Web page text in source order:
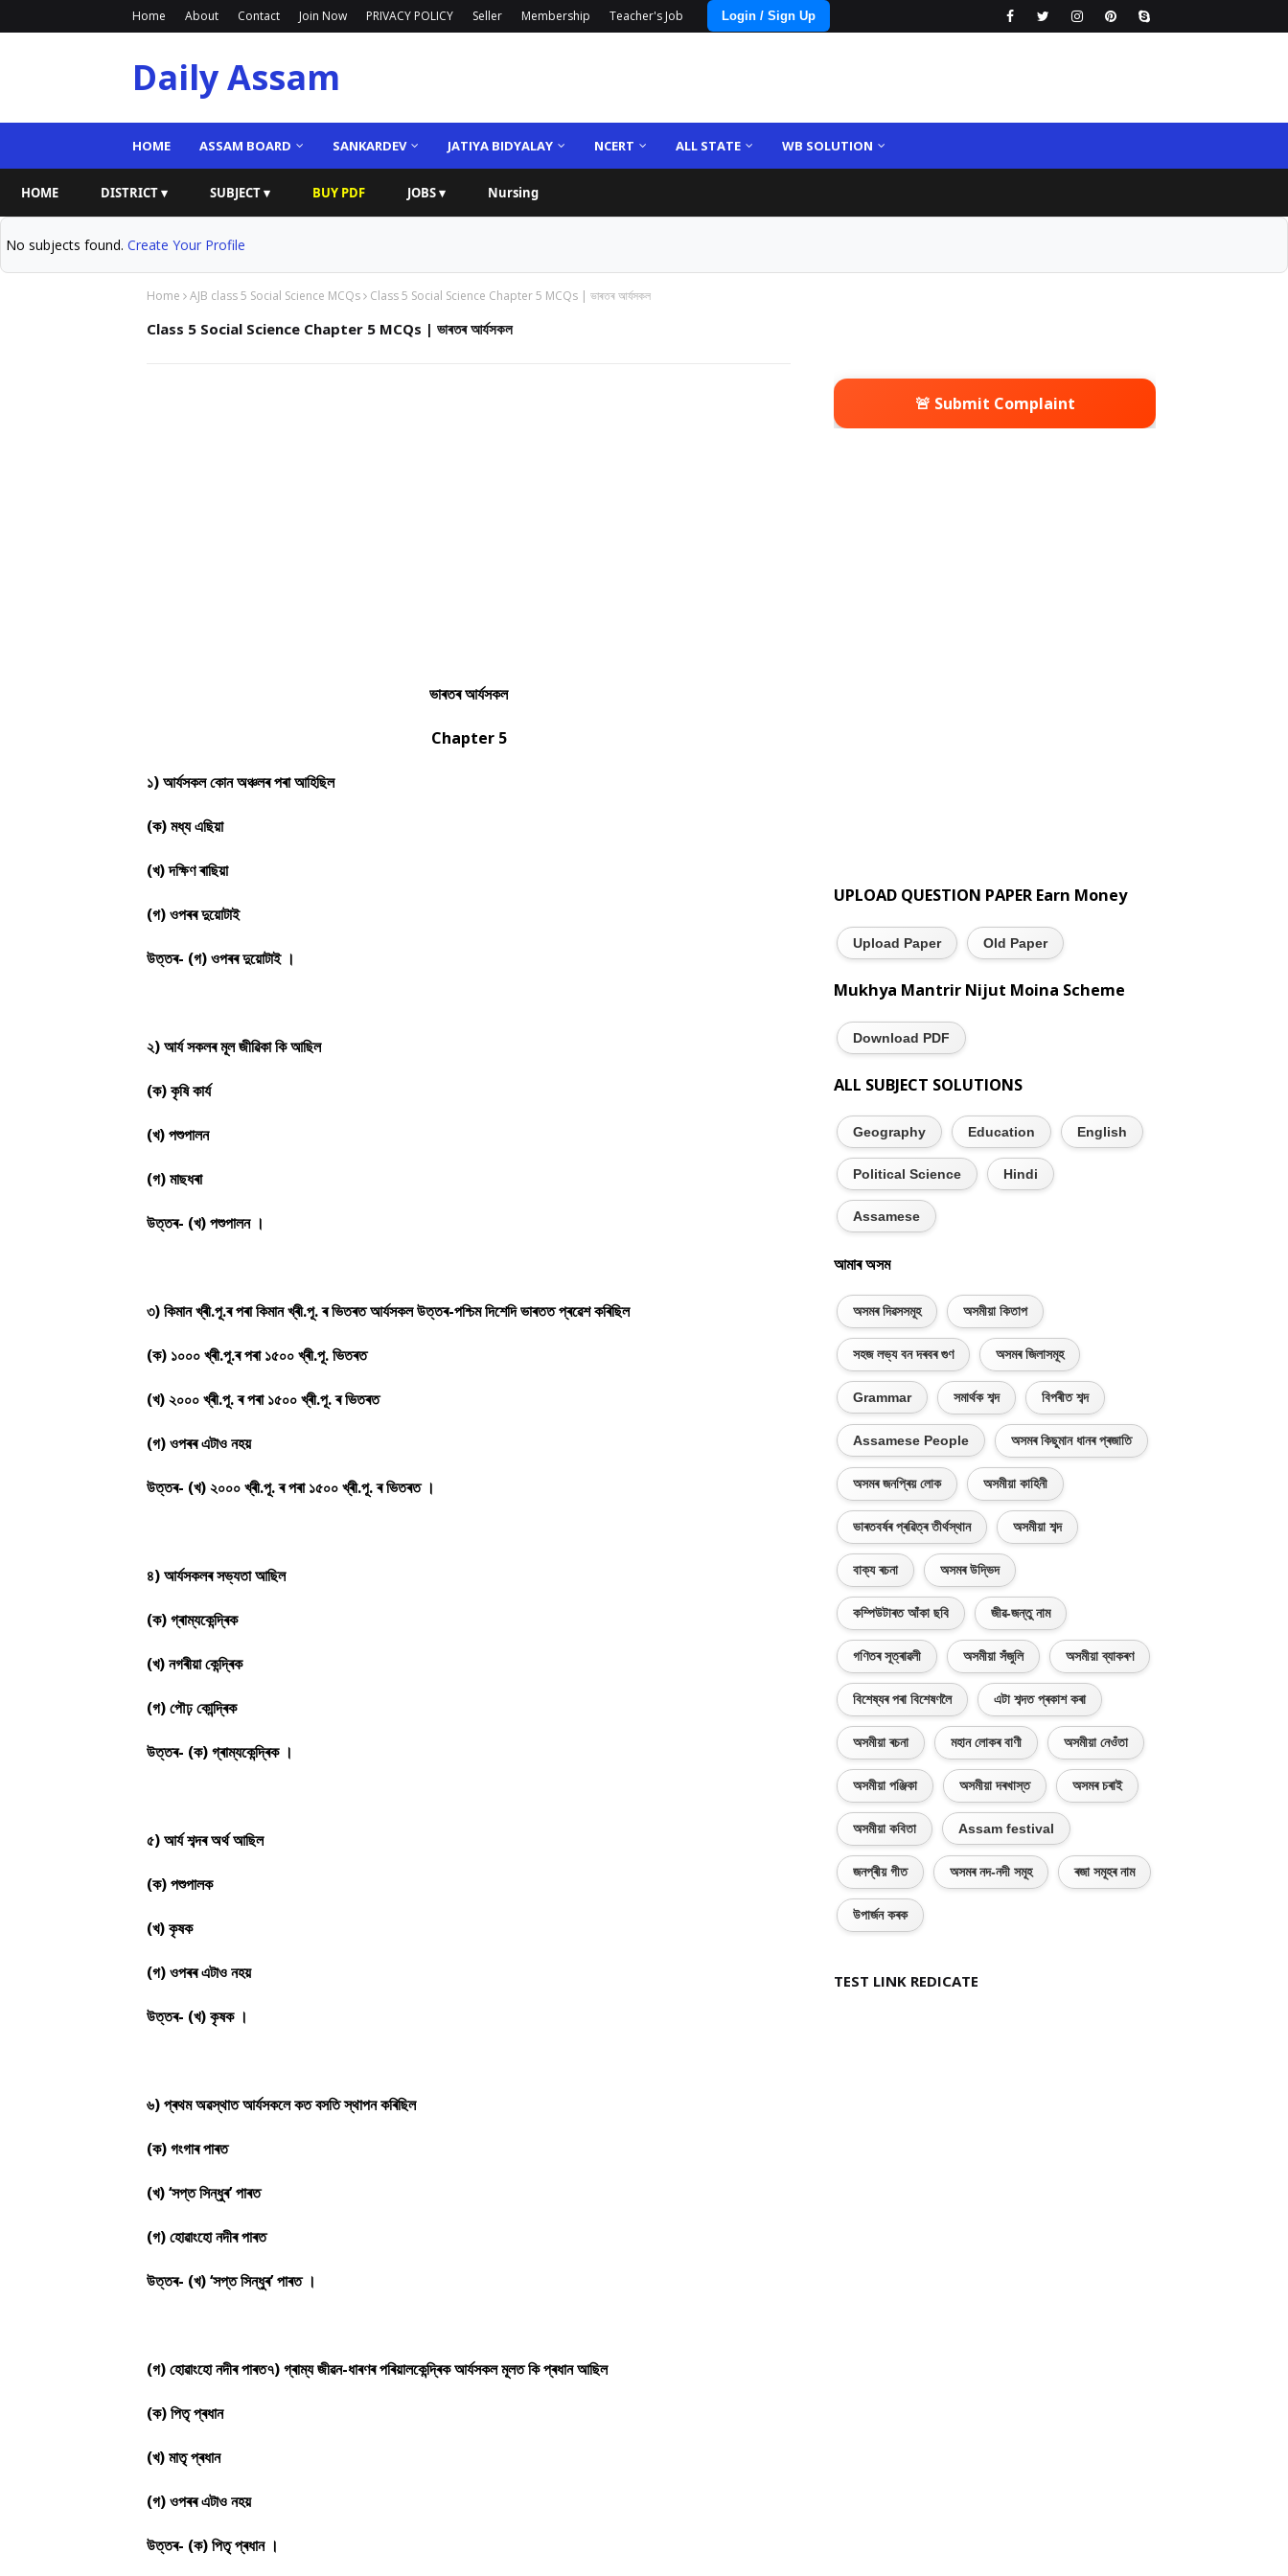
Home About Contact Join Now PRIVACY POLICY Seller Membership Teacher's Job Login / Sign Up
Daily Assam
HOME ASSAM BOARD SANKARDEV JATIYA BIDYALAY NCERT ALL STATE WB SOLUTION
HOME DISTRICT ▾ SUBJECT ▾ BUY PDF JOBS ▾ Nursing
No subjects found. Create Your Profile
Home AJB class 5 Social Science MCQs Class 5 Social Science Chapter 5 MCQs | ভাৰতৰ আৰ্যসকল
Class 5 Social Science Chapter 5 MCQs | ভাৰতৰ আৰ্যসকল
ভাৰতৰ আৰ্যসকল
Chapter 5
১) আৰ্যসকল কোন অঞ্চলৰ পৰা আহিছিল
(ক) মধ্য এছিয়া
(খ) দক্ষিণ ৰাছিয়া
(গ) ওপৰৰ দুয়োটাই
উত্তৰ- (গ) ওপৰৰ দুয়োটাই ।
২) আৰ্য সকলৰ মূল জীৱিকা কি আছিল
(ক) কৃষি কাৰ্য
(খ) পশুপালন
(গ) মাছধৰা
উত্তৰ- (খ) পশুপালন ।
৩) কিমান খ্ৰী.পূ.ৰ পৰা কিমান খ্ৰী.পূ. ৰ ভিতৰত আৰ্যসকল উত্তৰ-পশ্চিম দিশেদি ভাৰতত প্ৰৱেশ কৰিছিল
(ক) ১০০০ খ্ৰী.পূ.ৰ পৰা ১৫০০ খ্ৰী.পূ. ভিতৰত
(খ) ২০০০ খ্ৰী.পূ. ৰ পৰা ১৫০০ খ্ৰী.পূ. ৰ ভিতৰত
(গ) ওপৰৰ এটাও নহয়
উত্তৰ- (খ) ২০০০ খ্ৰী.পূ. ৰ পৰা ১৫০০ খ্ৰী.পূ. ৰ ভিতৰত ।
৪) আৰ্যসকলৰ সভ্যতা আছিল
(ক) গ্ৰাম্যকেন্দ্ৰিক
(খ) নগৰীয়া কেন্দ্ৰিক
(গ) পৌঢ় কোন্দ্ৰিক
উত্তৰ- (ক) গ্ৰাম্যকেন্দ্ৰিক ।
৫) আৰ্য শব্দৰ অৰ্থ আছিল
(ক) পশুপালক
(খ) কৃষক
(গ) ওপৰৰ এটাও নহয়
উত্তৰ- (খ) কৃষক ।
৬) প্ৰথম অৱস্থাত আৰ্যসকলে কত বসতি স্থাপন কৰিছিল
(ক) গংগাৰ পাৰত
(খ) ‘সপ্ত সিন্ধুৰ’ পাৰত
(গ) হোৱাংহো নদীৰ পাৰত
উত্তৰ- (খ) ‘সপ্ত সিন্ধুৰ’ পাৰত ।
(গ) হোৱাংহো নদীৰ পাৰত৭) গ্ৰাম্য জীৱন-ধাৰণৰ পৰিয়ালকেন্দ্ৰিক আৰ্যসকল মূলত কি প্ৰধান আছিল
(ক) পিতৃ প্ৰধান
(খ) মাতৃ প্ৰধান
(গ) ওপৰৰ এটাও নহয়
উত্তৰ- (ক) পিতৃ প্ৰধান ।
🚨 Submit Complaint
UPLOAD QUESTION PAPER Earn Money
Upload Paper Old Paper
Mukhya Mantrir Nijut Moina Scheme
Download PDF
ALL SUBJECT SOLUTIONS
Geography Education English
Political Science Hindi
Assamese
আমাৰ অসম
অসমৰ দিৱসসমূহ অসমীয়া কিতাপ
সহজ লভ্য বন দৰবৰ গুণ অসমৰ জিলাসমূহ
Grammar সমাৰ্থক শব্দ বিপৰীত শব্দ
Assamese People অসমৰ কিছুমান ধানৰ প্ৰজাতি
অসমৰ জনপ্ৰিয় লোক অসমীয়া কাহিনী
ভাৰতবৰ্ষৰ প্ৰৱিত্ৰ তীৰ্থস্থান অসমীয়া শব্দ
বাক্য ৰচনা অসমৰ উদ্ভিদ
কম্পিউটাৰত আঁকা ছবি জীৱ-জন্তু নাম
গণিতৰ সূত্ৰাৱলী অসমীয়া সঁজুলি অসমীয়া ব্যাকৰণ
বিশেষ্যৰ পৰা বিশেষণলৈ এটা শব্দত প্ৰকাশ কৰা
অসমীয়া ৰচনা মহান লোকৰ বাণী অসমীয়া নেওঁতা
অসমীয়া পঞ্জিকা অসমীয়া দৰখাস্ত অসমৰ চৰাই
অসমীয়া কবিতা Assam festival
জনপ্ৰীয় গীত অসমৰ নদ-নদী সমূহ ৰজা সমূহৰ নাম
উপাৰ্জন কৰক
TEST LINK REDICATE